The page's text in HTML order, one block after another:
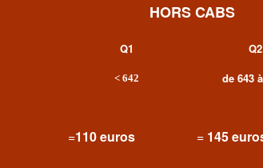
HORS CABS
Q1
<642
Q2
de 643
=110 euros = 145